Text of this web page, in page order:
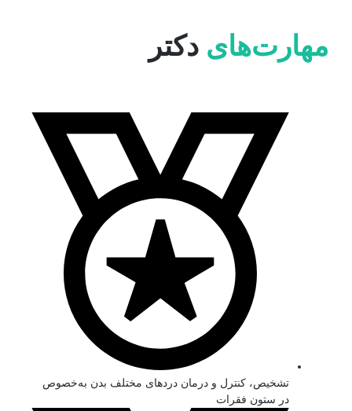
مهارت‌های دکتر
تشخیص، کنترل و درمان دردهای مختلف بدن به‌خصوص
در ستون فقرات